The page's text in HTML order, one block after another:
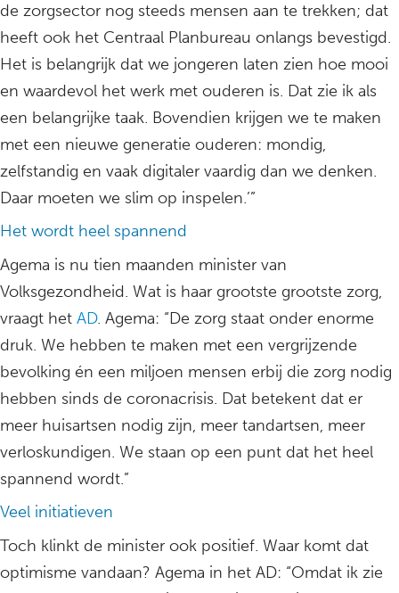
de zorgsector nog steeds mensen aan te trekken; dat
heeft ook het Centraal Planbureau onlangs bevestigd.
Het is belangrijk dat we jongeren laten zien hoe mooi
en waardevol het werk met ouderen is. Dat zie ik als
een belangrijke taak. Bovendien krijgen we te maken
met een nieuwe generatie ouderen: mondig,
zelfstandig en vaak digitaler vaardig dan we denken.
Daar moeten we slim op inspelen.’”
Het wordt heel spannend
Agema is nu tien maanden minister van
Volksgezondheid. Wat is haar grootste grootste zorg,
vraagt het AD. Agema: “De zorg staat onder enorme
druk. We hebben te maken met een vergrijzende
bevolking én een miljoen mensen erbij die zorg nodig
hebben sinds de coronacrisis. Dat betekent dat er
meer huisartsen nodig zijn, meer tandartsen, meer
verloskundigen. We staan op een punt dat het heel
spannend wordt.”
Veel initiatieven
Toch klinkt de minister ook positief. Waar komt dat
optimisme vandaan? Agema in het AD: “Omdat ik zie